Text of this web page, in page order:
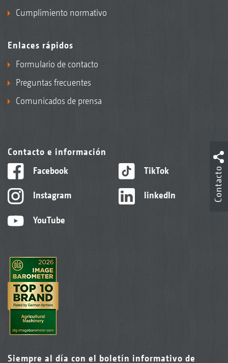
Cumplimiento normativo
Enlaces rápidos
Formulario de contacto
Preguntas frecuentes
Comunicados de prensa
Contacto e información
Facebook
Instagram
YouTube
TikTok
linkedIn
Siempre al día con el boletín informativo de
Contacto